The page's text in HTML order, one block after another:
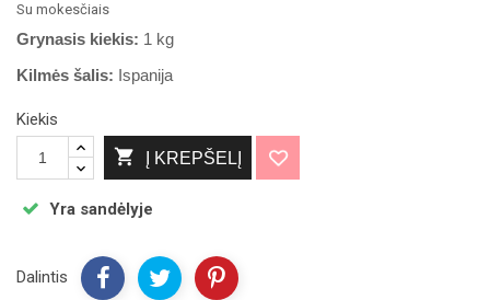
Su mokesčiais
Grynasis kiekis: 1 kg
Kilmės šalis: Ispanija
Kiekis
 Į KREPŠELĮ
Yra sandėlyje
Dalintis
sumos!